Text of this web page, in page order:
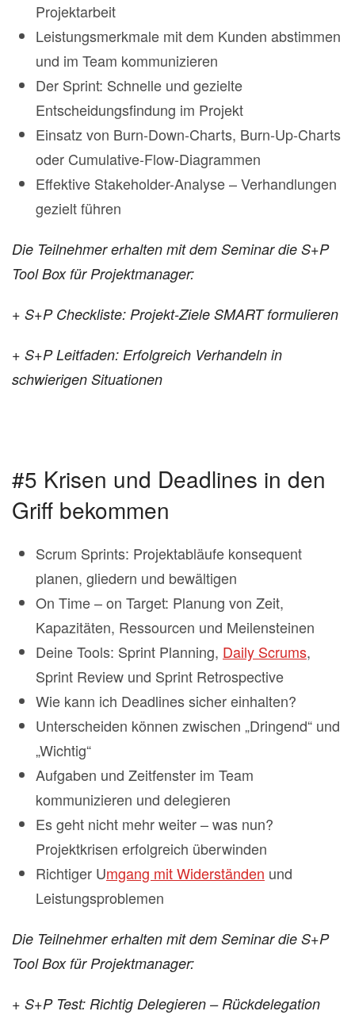
Projektarbeit
Leistungsmerkmale mit dem Kunden abstimmen
und im Team kommunizieren
Der Sprint: Schnelle und gezielte
Entscheidungsfindung im Projekt
Einsatz von Burn‐Down‐Charts, Burn‐Up‐Charts
oder Cumulative‐Flow‐Diagrammen
Effektive Stakeholder-Analyse – Verhandlungen
gezielt führen
Die Teilnehmer erhalten mit dem Seminar die S+P
Tool Box für Projektmanager:
+ S+P Checkliste: Projekt-Ziele SMART formulieren
+ S+P Leitfaden: Erfolgreich Verhandeln in
schwierigen Situationen
#5 Krisen und Deadlines in den
Griff bekommen
Scrum Sprints: Projektabläufe konsequent
planen, gliedern und bewältigen
On Time – on Target: Planung von Zeit,
Kapazitäten, Ressourcen und Meilensteinen
Deine Tools: Sprint Planning, Daily Scrums,
Sprint Review und Sprint Retrospective
Wie kann ich Deadlines sicher einhalten?
Unterscheiden können zwischen „Dringend“ und
„Wichtig“
Aufgaben und Zeitfenster im Team
kommunizieren und delegieren
Es geht nicht mehr weiter – was nun?
Projektkrisen erfolgreich überwinden
Richtiger Umgang mit Widerständen und
Leistungsproblemen
Die Teilnehmer erhalten mit dem Seminar die S+P
Tool Box für Projektmanager:
+ S+P Test: Richtig Delegieren – Rückdelegation